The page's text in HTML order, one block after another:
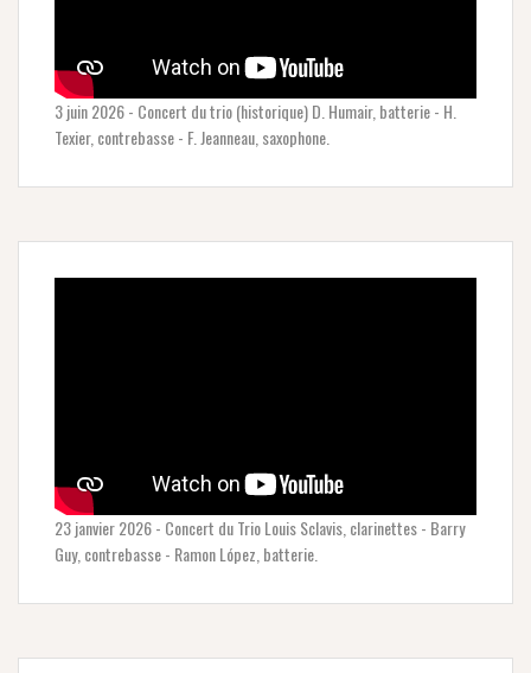
3 juin 2026 - Concert du trio (historique) D. Humair, batterie - H.
Texier, contrebasse - F. Jeanneau, saxophone.
23 janvier 2026 - Concert du Trio Louis Sclavis, clarinettes - Barry
Guy, contrebasse - Ramon López, batterie.